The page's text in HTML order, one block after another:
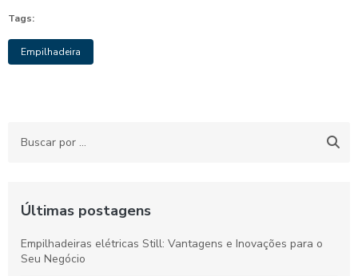
Tags:
Empilhadeira
Últimas postagens
Empilhadeiras elétricas Still: Vantagens e Inovações para o
Seu Negócio